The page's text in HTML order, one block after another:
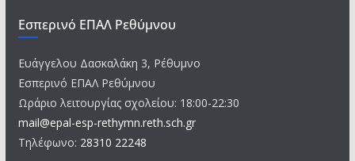
Εσπερινό ΕΠΑΛ Ρεθύμνου
Ευάγγελου Δασκαλάκη 3, Ρέθυμνο
Εσπερινό ΕΠΑΛ Ρεθύμνου
Ωράριο λειτουργίας σχολείου: 18:00-22:30
mail@epal-esp-rethymn.reth.sch.gr
Τηλέφωνο: 28310 22248